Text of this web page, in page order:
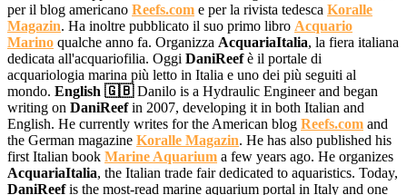
per il blog americano Reefs.com e per la rivista tedesca Koralle
Magazin. Ha inoltre pubblicato il suo primo libro Acquario
Marino qualche anno fa. Organizza AcquariaItalia, la fiera italiana
dedicata all'acquariofilia. Oggi DaniReefè il portale di
acquariologia marina più letto in Italia e uno dei più seguiti al
mondo. English 🇬🇧Danilo is a Hydraulic Engineer and began
writing on DaniReefin 2007, developing it in both Italian and
English. He currently writes for the American blog Reefs.com and
the German magazine Koralle Magazin. He has also published his
first Italian book Marine Aquarium a few years ago. He organizes
AcquariaItalia, the Italian trade fair dedicated to aquaristics. Today,
DaniReefis the most-read marine aquarium portal in Italy and one